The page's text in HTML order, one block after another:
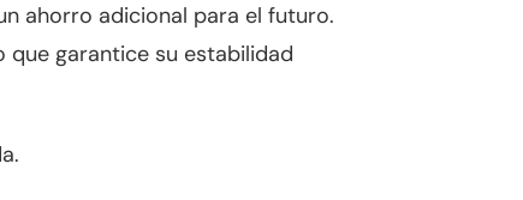
ahorro adicional para el futuro.
que garantice su estabilidad